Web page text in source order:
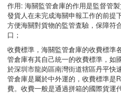
作用: 海關監管倉庫的作用是監督管
發貨人在未完成海關申報工作的前提
方便海關對貨物的監管査驗，保障符
口；
收費標準，海關監管倉庫的收費標準
管倉庫有其自己統一的收費標準，如
於深圳市龍岗區南灣街道辖區丹平快
管倉庫是屬於中外運的，收費標準是
費。收費一般是通過拼箱的國際貨運